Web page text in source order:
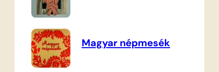
Magyar népmesék